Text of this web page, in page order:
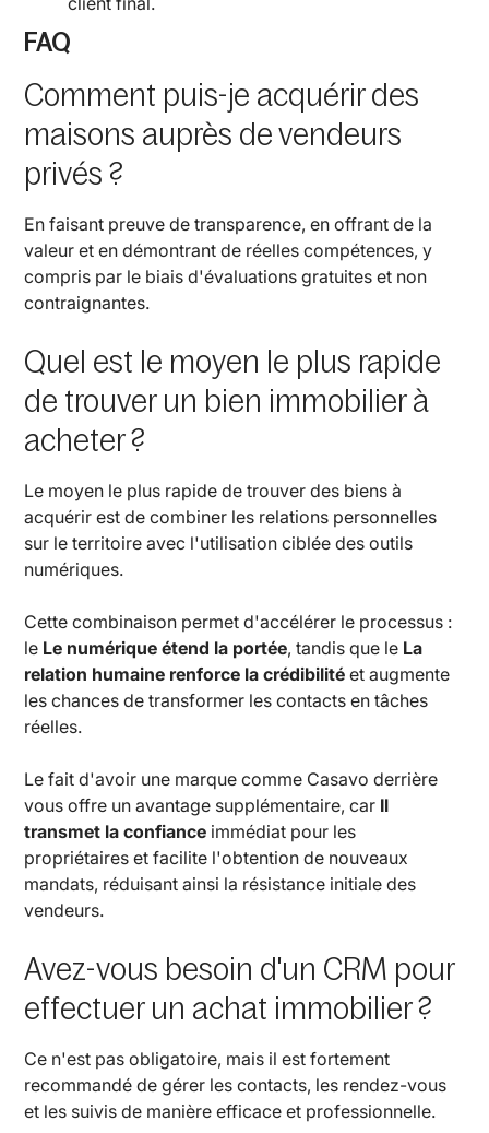
FAQ
Comment puis-je acquérir des
maisons auprès de vendeurs
privés ?
En faisant preuve de transparence, en offrant de la
valeur et en démontrant de réelles compétences, y
compris par le biais d'évaluations gratuites et non
contraignantes.
Quel est le moyen le plus rapide
de trouver un bien immobilier à
acheter ?
Le moyen le plus rapide de trouver des biens à
acquérir est de combiner les relations personnelles
sur le territoire avec l'utilisation ciblée des outils
numériques.
Cette combinaison permet d'accélérer le processus :
le Le numérique étend la portée, tandis que le La
relation humaine renforce la crédibilité et augmente
les chances de transformer les contacts en tâches
réelles.
Le fait d'avoir une marque comme Casavo derrière
vous offre un avantage supplémentaire, car Il
transmet la confiance immédiat pour les
propriétaires et facilite l'obtention de nouveaux
mandats, réduisant ainsi la résistance initiale des
vendeurs.
Avez-vous besoin d'un CRM pour
effectuer un achat immobilier ?
Ce n'est pas obligatoire, mais il est fortement
recommandé de gérer les contacts, les rendez-vous
et les suivis de manière efficace et professionnelle.